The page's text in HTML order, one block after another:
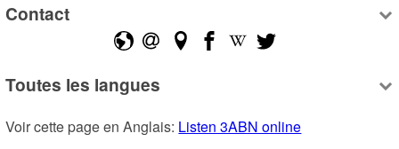
Contact
Toutes les langues
Voir cette page en Anglais: Listen 3ABN online